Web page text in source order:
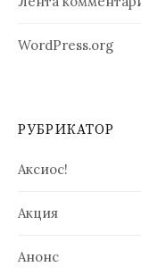
WordPress.org
РУБРИКАТОР
Аксиос!
Акция
Анонс